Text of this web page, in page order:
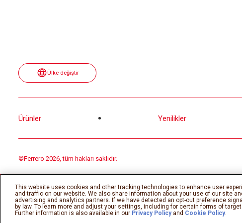
Ülke değiştir
Ürünler Yenilikler
©Ferrero 2026, tüm hakları saklıdır.
This website uses cookies and other tracking technologies to enhance user
and traffic on our website. We also share information about your use of our site
advertising and analytics partners. If we have detected an opt-out preference
by law. To learn more and adjust your settings, including for certain forms of
Further information is also available in our Privacy Policyand Cookie Policy.